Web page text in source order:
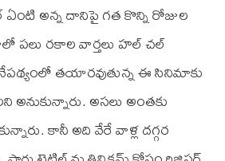
అన్న దానిపై గత కొన్ని రోజుల
రకాల వార్తలు హల్ చల్
నేపథ్యంలో తయారవుతున్న ఈ సినిమాకు
అసలు అంతకు
కానీ అది వేరే వాళ్ల దగ్గర